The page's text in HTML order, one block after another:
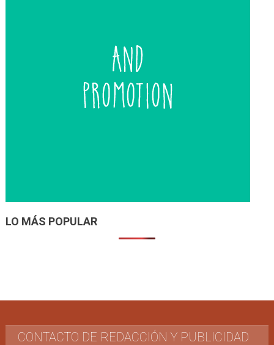
LO MÁS POPULAR
CONTACTO DE REDACCIÓN Y PUBLICIDAD